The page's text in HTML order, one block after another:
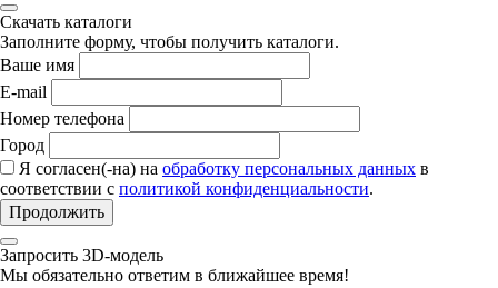
Скачать каталоги
Заполните форму, чтобы получить каталоги.
Ваше имя
E-mail
Номер телефона
Город
Я согласен(-на) на обработку персональных данных в
соответствии с политикой конфиденциальности.
Продолжить
Запросить 3D-модель
Мы обязательно ответим в ближайшее время!